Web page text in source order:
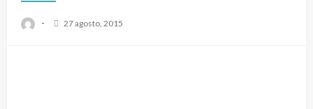
- 27 agosto, 2015